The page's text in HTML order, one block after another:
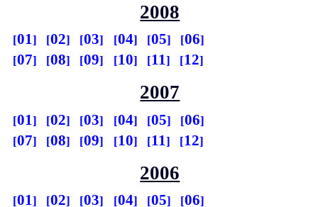
2008
01 02 03 04 05
06
07
08 09 10 11 12
2007
01 02 03 04 05
06
07
08 09 10 11 12
2006
01 02 03 04 05
06